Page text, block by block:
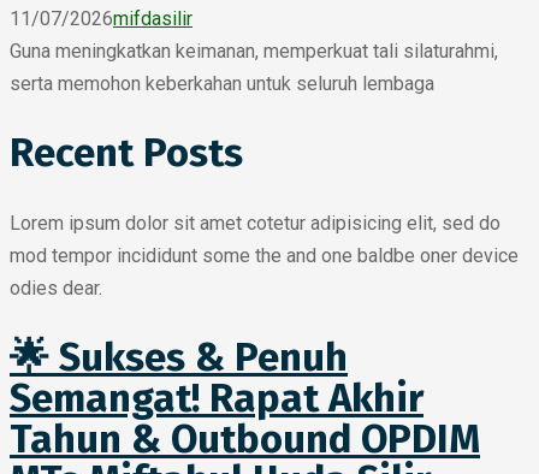
11/07/2026mifdasilir
Guna meningkatkan keimanan, memperkuat tali silaturahmi,
serta memohon keberkahan untuk seluruh lembaga
Recent Posts
Lorem ipsum dolor sit amet cotetur adipisicing elit, sed do
mod tempor incididunt some the and one baldbe oner device
odies dear.
🌟 Sukses & Penuh
Semangat! Rapat Akhir
Tahun & Outbound OPDIM